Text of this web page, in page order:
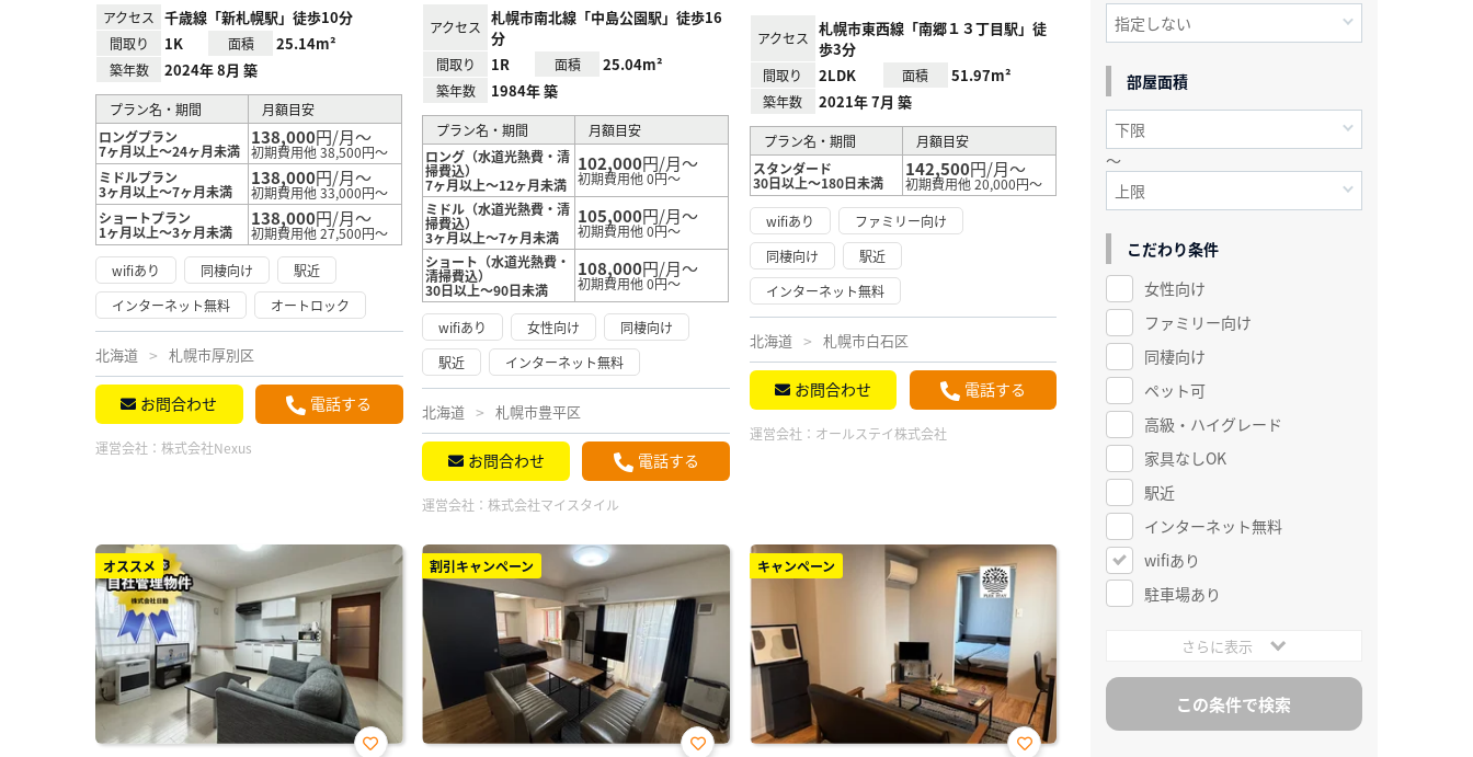
アクセス 千歳線「新札幌駅」徒歩10分
間取り 1K 面積 25.14m²
築年数 2024年 8月 築
プラン名・期間
月額目安
ロングプラン
7ヶ月以上～24ヶ月未満
138,000円/月～
初期費用他 38,500円～
ミドルプラン
3ヶ月以上～7ヶ月未満
138,000円/月～
初期費用他 33,000円～
ショートプラン
1ヶ月以上～3ヶ月未満
138,000円/月～
初期費用他 27,500円～
wifiあり
同棲向け
駅近
インターネット無料
オートロック
北海道 札幌市厚別区
お問合わせ 電話する
運営会社： 株式会社Nexus
アクセス
札幌市南北線「中島公園駅」徒歩16
分
間取り 1R 面積 25.04m²
築年数 1984年 築
プラン名・期間
月額目安
ロング（水道光熱費・清
掃費込）
7ヶ月以上～12ヶ月未満
102,000円/月～
初期費用他 0円～
ミドル（水道光熱費・清
掃費込）
3ヶ月以上～7ヶ月未満
105,000円/月～
初期費用他 0円～
ショート（水道光熱費・
清掃費込）
30日以上～90日未満
108,000円/月～
初期費用他 0円～
wifiあり 女性向け
同棲向け
駅近
インターネット無料
北海道 札幌市豊平区
お問合わせ 電話する
運営会社：株式会社マイスタイル
アクセス
札幌市東西線「南郷１３丁目駅」徒
歩3分
間取り 2LDK 面積 51.97m²
築年数 2021年 7月 築
プラン名・期間
月額目安
スタンダード
30日以上～180日未満
142,500円/月～
初期費用他 20,000円～
wifiあり
ファミリー向け
同棲向け
駅近
インターネット無料
北海道 札幌市白石区
お問合わせ 電話する
運営会社： オールステイ株式会社
オススメ 割引キャンペーン キャンペーン
部屋面積
～
こだわり条件
女性向け
ファミリー向け
同棲向け
ペット可
高級・ハイグレード
家具なしOK
駅近
インターネット無料
wifiあり
駐車場あり
さらに表示